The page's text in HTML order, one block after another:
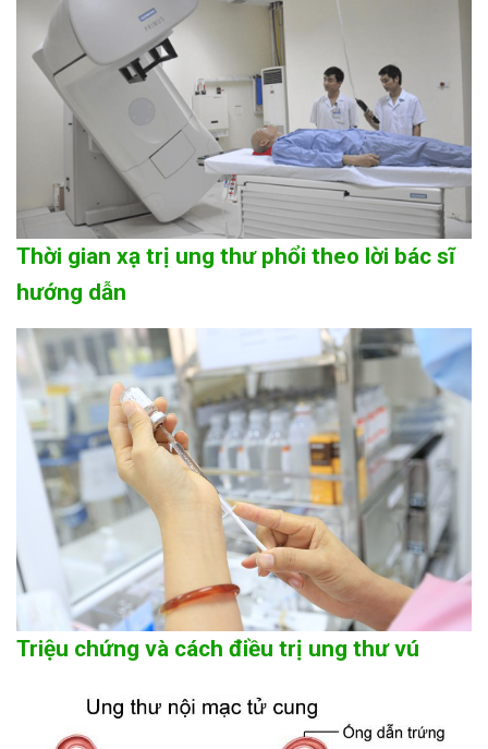
Thời gian xạ trị ung thư phổi theo lời bác sĩ
hướng dẫn
Triệu chứng và cách điều trị ung thư vú